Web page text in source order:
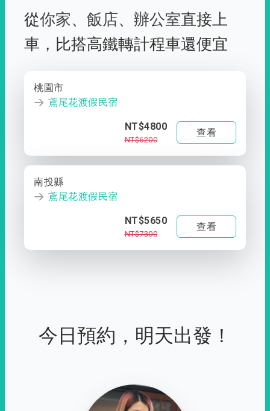
從你家、 飯店、 辦公室直接上
車， 比搭高鐵轉計程車還便宜
桃園市
鳶尾花渡假民宿
NT$4800
NT$6200
查看
南投縣
鳶尾花渡假民宿
NT$5650
NT$7300
查看
今日預約，明天出發！